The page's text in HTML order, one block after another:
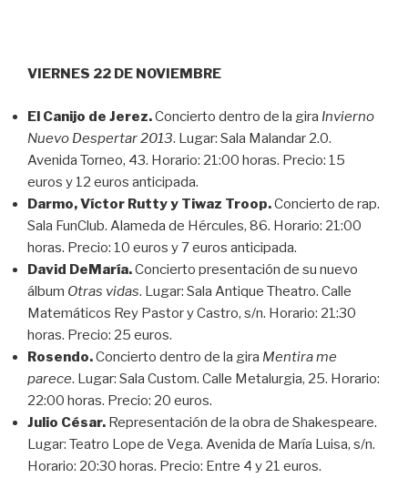
VIERNES 22 DE NOVIEMBRE
El Canijo de Jerez.Concierto dentro de la gira Invierno
Nuevo Despertar 2013. Lugar: Sala Malandar 2.0.
Avenida Torneo, 43. Horario: 21:00 horas. Precio: 15
euros y 12 euros anticipada.
Darmo, Víctor Rutty y Tiwaz Troop.Concierto de rap.
Sala FunClub. Alameda de Hércules, 86. Horario: 21:00
horas. Precio: 10 euros y 7 euros anticipada.
David DeMaría.Concierto presentación de su nuevo
álbum Otras vidas. Lugar: Sala Antique Theatro. Calle
Matemáticos Rey Pastor y Castro, s/n. Horario: 21:30
horas. Precio: 25 euros.
Rosendo.Concierto dentro de la gira Mentira me
parece. Lugar: Sala Custom. Calle Metalurgia, 25. Horario:
22:00 horas. Precio: 20 euros.
Julio César. Representación de la obra de Shakespeare.
Lugar: Teatro Lope de Vega. Avenida de María Luisa, s/n.
Horario: 20:30 horas. Precio: Entre 4 y 21 euros.